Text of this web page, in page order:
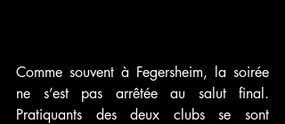
Comme souvent à Fegersheim, la soirée
ne s’est pas arrêtée au salut final.
Pratiquants des deux clubs se sont